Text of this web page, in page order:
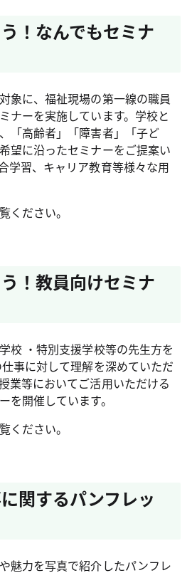
！なんでもセミナ
象に、福祉現場の第一線の職員
ナーを実施しています。学校と
「高齢者」「障害者」「子ど
望に沿ったセミナーをご提案い
学習、キャリア教育等様々な用
ください。
！教員向けセミナ
校 ・特別支援学校等の先生方を
事に対して理解を深めていただ
業等においてご活用いただける
を開催しています。
ください。
関するパンフレッ
魅力を写真で紹介したパンフレ